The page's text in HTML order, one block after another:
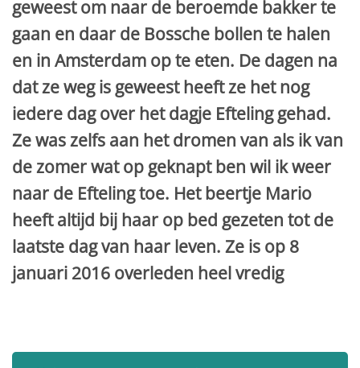
geweest om naar de beroemde bakker te
gaan en daar de Bossche bollen te halen
en in Amsterdam op te eten. De dagen na
dat ze weg is geweest heeft ze het nog
iedere dag over het dagje Efteling gehad.
Ze was zelfs aan het dromen van als ik van
de zomer wat op geknapt ben wil ik weer
naar de Efteling toe. Het beertje Mario
heeft altijd bij haar op bed gezeten tot de
laatste dag van haar leven. Ze is op 8
januari 2016 overleden heel vredig